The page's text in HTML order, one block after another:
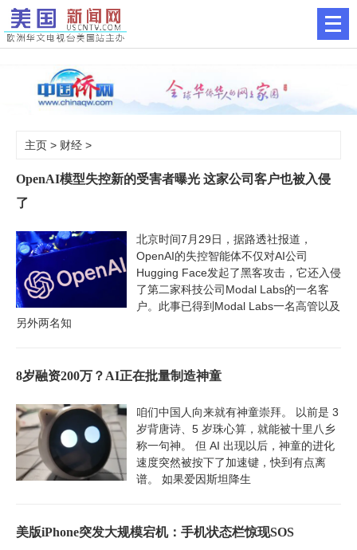
主页 > 财经 >
OpenAI模型失控新的受害者曝光 这家公司客户也被入侵
了
北京时间7月29日，据路透社报道，
OpenAI的失控智能体不仅对AI公司
Hugging Face发起了黑客攻击，它还入侵
了第二家科技公司Modal Labs的一名客
户。此事已得到Modal Labs一名高管以及
另外两名知
8岁融资200万？AI正在批量制造神童
咱们中国人向来就有神童崇拜。 以前是 3
岁背唐诗、5 岁珠心算，就能被十里八乡
称一句神。 但 AI 出现以后，神童的进化
速度突然被按下了加速键，快到有点离
谱。 如果爱因斯坦降生
美版iPhone突发大规模宕机：手机状态栏惊现SOS